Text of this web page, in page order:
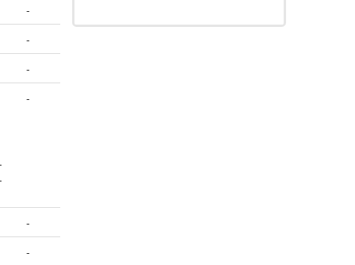
-
-
-
-
-
-